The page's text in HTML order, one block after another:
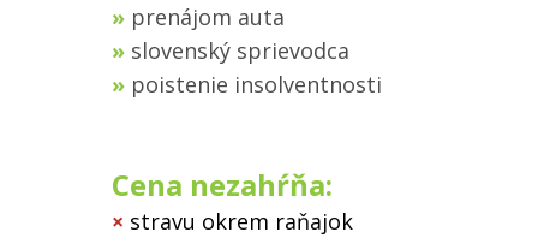
» prenájom auta
» slovenský sprievodca
» poistenie insolventnosti
Cena nezahŕňa:
× stravu okrem raňajok